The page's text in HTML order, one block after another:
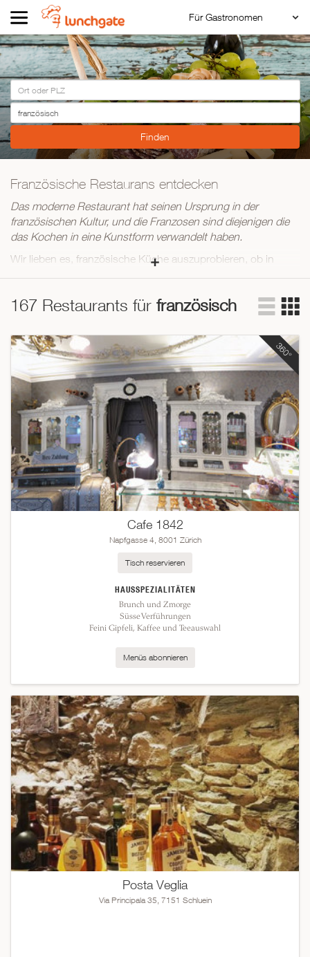
Für Gastronomen
Restaurant Login
Reservierungssystem
Restaurant hinzufügen
ZUR STARTSEITE
ZUR RESTAURANTSUCHE
Asiatisch
Französisch
Traditionell
Vegetarisch
Mexikanisch
Spanisch
Französische Restaurans entdecken
Das moderne Restaurant hat seinen Ursprung in der
französischen Kultur, und die Franzosen sind diejenigen die
das Kochen in eine Kunstform verwandelt haben.
Wir lieben es, französische Küche auszuprobieren, ob in
Vom einfachen Ratatouille bis zur Haute Cuisine, von
schweren Saucen – französisches Essen wird zelebriert. Von
feinem Gebäck ganz zu schweigen!
167 Restaurants für französisch
Cafe 1842
Napfgasse 4, 8001 Zürich
HAUSSPEZIALITÄTEN
Brunch und Zmorge
Süsse Verführungen
Feini Gipfeli, Kaffee und Teeauswahl
Menüs abonnieren
Tisch reservieren
Posta Veglia
Via Principala 35, 7151 Schluein